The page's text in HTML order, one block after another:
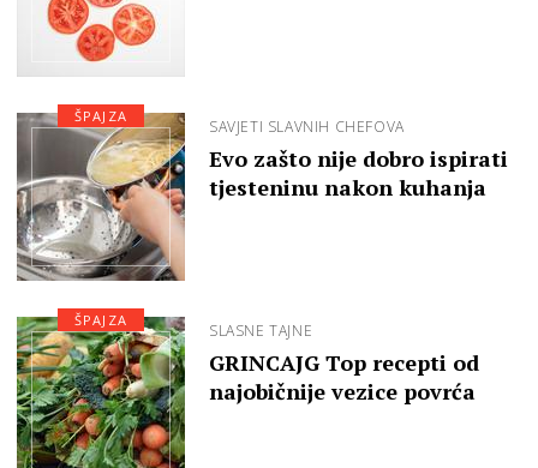
SAVJETI SLAVNIH CHEFOVA
Evo zašto nije dobro ispirati
tjesteninu nakon kuhanja
ŠPAJZA
SLASNE TAJNE
GRINCAJG Top recepti od
najobičnije vezice povrća
ŠPAJZA